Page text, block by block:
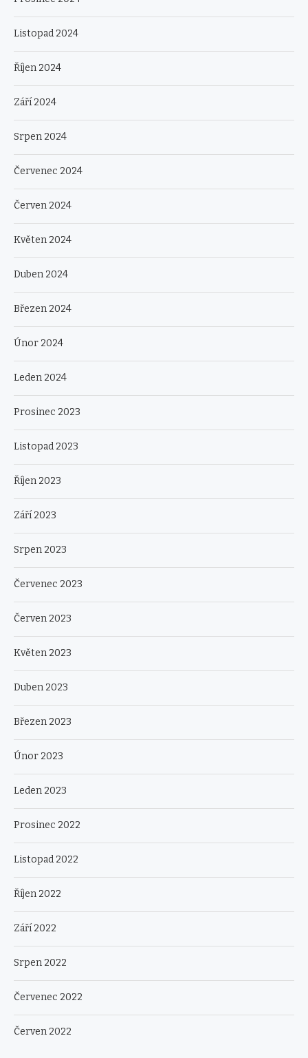
Listopad 2024
Říjen 2024
Září 2024
Srpen 2024
Červenec 2024
Červen 2024
Květen 2024
Duben 2024
Březen 2024
Únor 2024
Leden 2024
Prosinec 2023
Listopad 2023
Říjen 2023
Září 2023
Srpen 2023
Červenec 2023
Červen 2023
Květen 2023
Duben 2023
Březen 2023
Únor 2023
Leden 2023
Prosinec 2022
Listopad 2022
Říjen 2022
Září 2022
Srpen 2022
Červenec 2022
Červen 2022